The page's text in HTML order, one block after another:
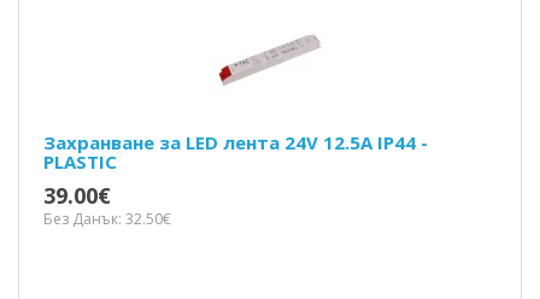
Захранване за LED лента 24V 12.5A IP44 -
PLASTIC
39.00€
Без Данък: 32.50€